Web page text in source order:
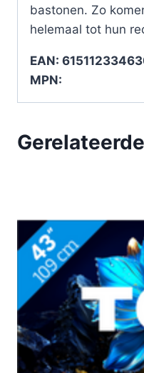
bastonen. Zo
helemaal tot hun
EAN:
MPN: